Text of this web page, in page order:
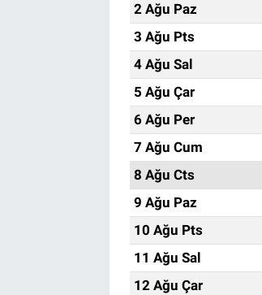
2 Ağu Paz
3 Ağu Pts
4 Ağu Sal
5 Ağu Çar
6 Ağu Per
7 Ağu Cum
8 Ağu Cts
9 Ağu Paz
10 Ağu Pts
11 Ağu Sal
12 Ağu Çar